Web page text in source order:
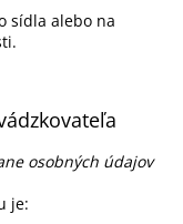
sídla alebo na
osobných údajov
je: